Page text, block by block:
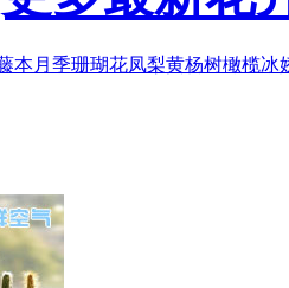
本月季珊瑚花凤梨黄杨树橄榄冰